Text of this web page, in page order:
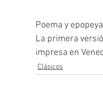
Poema y
La primera
impresa en
Clásicos